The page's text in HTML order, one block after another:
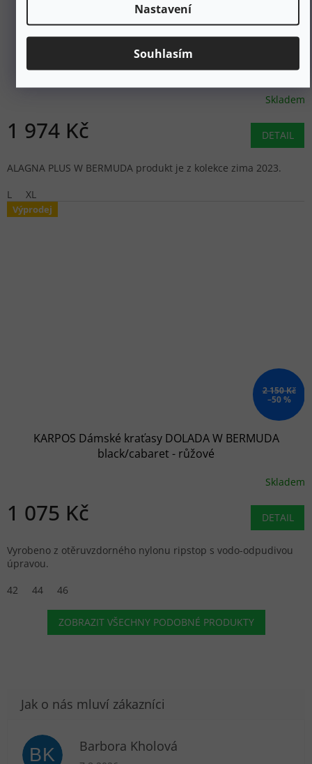
Nastavení
Souhlasím
KARPOS Dámské šortky ALAGNA PLUS W BERMUDA
vulcan - černé
Skladem
1 974 Kč DETAIL
ALAGNA PLUS W BERMUDA produkt je z kolekce zima 2023.
L
XL
Výprodej
2 150 Kč
–50 %
KARPOS Dámské kraťasy DOLADA W BERMUDA
black/cabaret - růžové
Skladem
1 075 Kč DETAIL
Vyrobeno z otěruvzdorného nylonu ripstop s vodo-odpudivou
úpravou.
42
44 46
ZOBRAZIT VŠECHNY PODOBNÉ PRODUKTY
BK Barbora Kholová
Hodnocení obchodu je 5 z 5 hvězdiček.